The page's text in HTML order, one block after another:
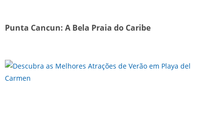
Punta Cancun: A Bela Praia do Caribe